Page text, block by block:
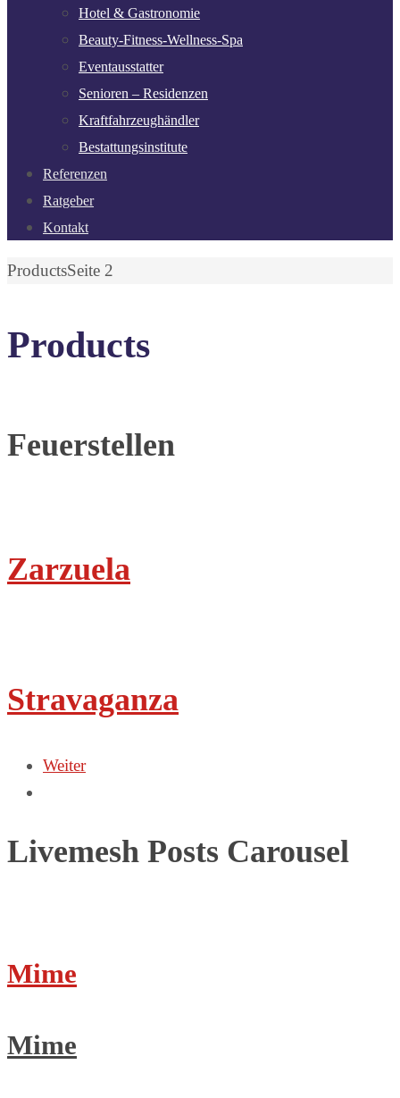
Hotel & Gastronomie
Beauty-Fitness-Wellness-Spa
Eventausstatter
Senioren – Residenzen
Kraftfahrzeughändler
Bestattungsinstitute
Referenzen
Ratgeber
Kontakt
Start
ProductsSeite 2
Products
Feuerstellen
Zarzuela
Stravaganza
Posts
Weiter
Livemesh Posts Carousel
Mime
Mime